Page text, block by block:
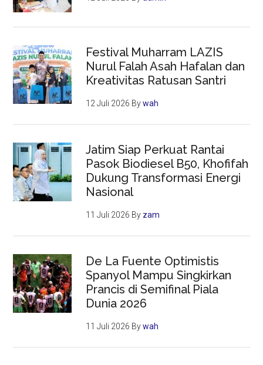
Festival Muharram LAZIS
Nurul Falah Asah Hafalan dan
Kreativitas Ratusan Santri
12 Juli 2026 Bywah
Jatim Siap Perkuat Rantai
Pasok Biodiesel B50, Khofifah
Dukung Transformasi Energi
Nasional
11 Juli 2026 By zam
De La Fuente Optimistis
Spanyol Mampu Singkirkan
Prancis di Semifinal Piala
Dunia 2026
11 Juli 2026 Bywah